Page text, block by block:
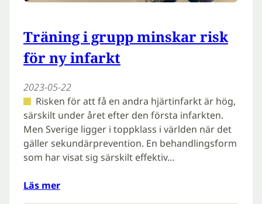
Träning i grupp minskar risk
för ny infarkt
2023-05-22
Risken för att få en andra hjärtinfarkt är hög,
särskilt under året efter den första infarkten.
Men Sverige ligger i toppklass i världen när det
gäller sekundärprevention. En behandlingsform
som har visat sig särskilt effektiv…
Läs mer